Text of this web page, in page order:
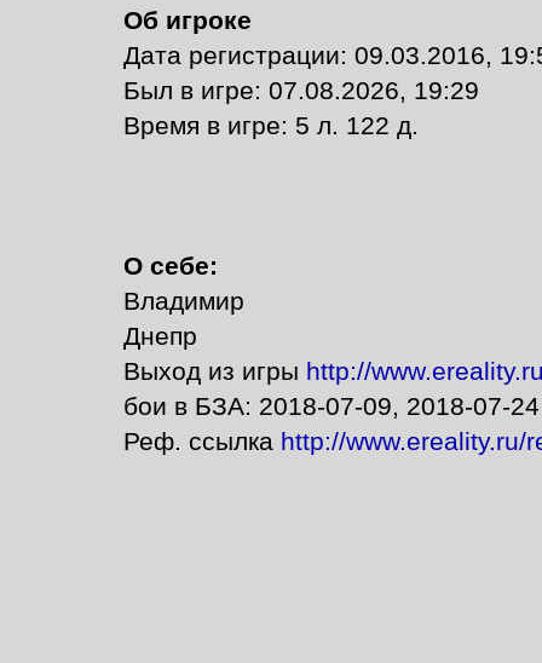
Об игроке
Дата регистрации: 09.03.2016,
Был в игре: 07.08.2026, 19:29
Время в игре: 5 л. 122 д.
О себе:
Владимир
Днепр
Выход из игры http://
бои в БЗА: 2018-07-09, 2018-07-24
Реф. ссылка http://www.ereality.ru/